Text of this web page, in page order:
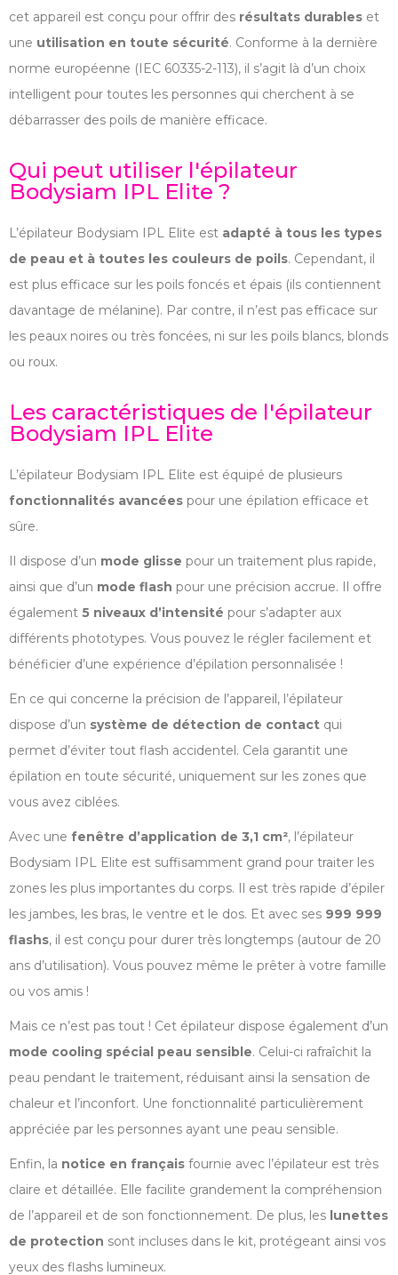
cet appareil est conçu pour offrir des résultats durables et
une utilisation en toute sécurité. Conforme à la dernière
norme européenne (IEC 60335-2-113), il s’agit là d’un choix
intelligent pour toutes les personnes qui cherchent à se
débarrasser des poils de manière efficace.
Qui peut utiliser l'épilateur
Bodysiam IPL Elite ?
L’épilateur Bodysiam IPL Elite est adapté à tous les types
de peau et à toutes les couleurs de poils. Cependant, il
est plus efficace sur les poils foncés et épais (ils contiennent
davantage de mélanine). Par contre, il n’est pas efficace sur
les peaux noires ou très foncées, ni sur les poils blancs, blonds
ou roux.
Les caractéristiques de l'épilateur
Bodysiam IPL Elite
L’épilateur Bodysiam IPL Elite est équipé de plusieurs
fonctionnalités avancées pour une épilation efficace et
sûre.
Il dispose d’un mode glisse pour un traitement plus rapide,
ainsi que d’un mode flash pour une précision accrue. Il offre
également 5 niveaux d’intensité pour s’adapter aux
différents phototypes. Vous pouvez le régler facilement et
bénéficier d’une expérience d’épilation personnalisée !
En ce qui concerne la précision de l’appareil, l’épilateur
dispose d’un système de détection de contact qui
permet d’éviter tout flash accidentel. Cela garantit une
épilation en toute sécurité, uniquement sur les zones que
vous avez ciblées.
Avec une fenêtre d’application de 3,1 cm², l’épilateur
Bodysiam IPL Elite est suffisamment grand pour traiter les
zones les plus importantes du corps. Il est très rapide d’épiler
les jambes, les bras, le ventre et le dos. Et avec ses 999 999
flashs, il est conçu pour durer très longtemps (autour de 20
ans d’utilisation). Vous pouvez même le prêter à votre famille
ou vos amis !
Mais ce n’est pas tout ! Cet épilateur dispose également d’un
mode cooling spécial peau sensible. Celui-ci rafraîchit la
peau pendant le traitement, réduisant ainsi la sensation de
chaleur et l’inconfort. Une fonctionnalité particulièrement
appréciée par les personnes ayant une peau sensible.
Enfin, la notice en français fournie avec l’épilateur est très
claire et détaillée. Elle facilite grandement la compréhension
de l’appareil et de son fonctionnement. De plus, les lunettes
de protection sont incluses dans le kit, protégeant ainsi vos
yeux des flashs lumineux.